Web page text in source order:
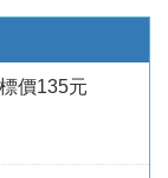
價135元